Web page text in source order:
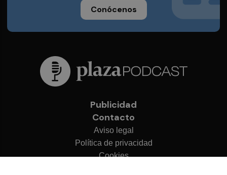
Conócenos
Publicidad
Contacto
Aviso legal
Política de privacidad
Cookies